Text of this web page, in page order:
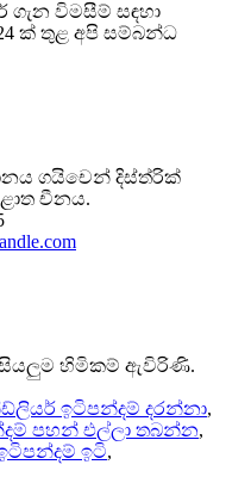
ගැන විමසීම් සඳහා
ක් තුළ අපි සම්බන්ධ
ගයිචෙන් දිස්ත්රික්
චීනය.
සියලුම හිමිකම් ඇවිරිණි.
ඉටිපන්දම් දරන්නා,
පහන් එල්ලා තබන්න,
ඉටි,